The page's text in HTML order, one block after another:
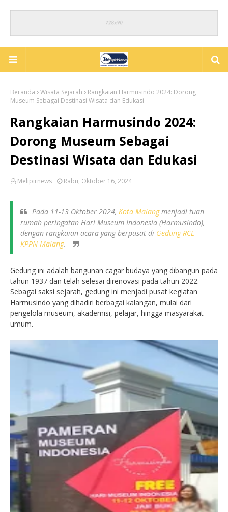
Beranda Wisata Sejarah
Rangkaian Harmusindo 2024: Dorong
Museum Sebagai Destinasi Wisata dan Edukasi
Rangkaian Harmusindo 2024:
Dorong Museum Sebagai
Destinasi Wisata dan Edukasi
Melipirnews Rabu, Oktober 16, 2024
Pada 11-13 Oktober 2024, Kota Malangmenjadi tuan
rumah peringatan Hari Museum Indonesia (Harmusindo),
dengan rangkaian acara yang berpusat di Gedung RCE
KPPN Malang.
Gedung ini adalah bangunan cagar budaya yang dibangun pada
tahun 1937 dan telah selesai direnovasi pada tahun 2022.
Sebagai saksi sejarah, gedung ini menjadi pusat kegiatan
Harmusindo yang dihadiri berbagai kalangan, mulai dari
pengelola museum, akademisi, pelajar, hingga masyarakat
umum.